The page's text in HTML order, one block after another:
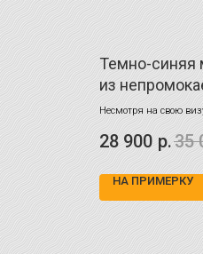
и стиль
Темно-синяя
из
Несмотря на свою
достаточно тёплая,
пиджака. Идеальна
28 900 р.35
НА ПРИМЕРКУ